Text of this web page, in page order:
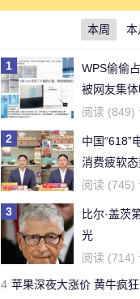
本周 本
1
WPS偷偷
被网友集
阅读 (849)
2
中国“618”
消费疲软
阅读 (745)
3
比尔·盖茨
光
阅读 (714)
4 苹果深夜大涨价 黄牛疯狂囤